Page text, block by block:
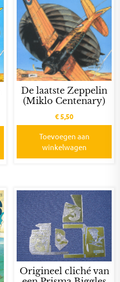
De laatste Zeppelin
(Miklo Centenary)
€5,50
Toevoegen aan
winkelwagen
Origineel cliché van